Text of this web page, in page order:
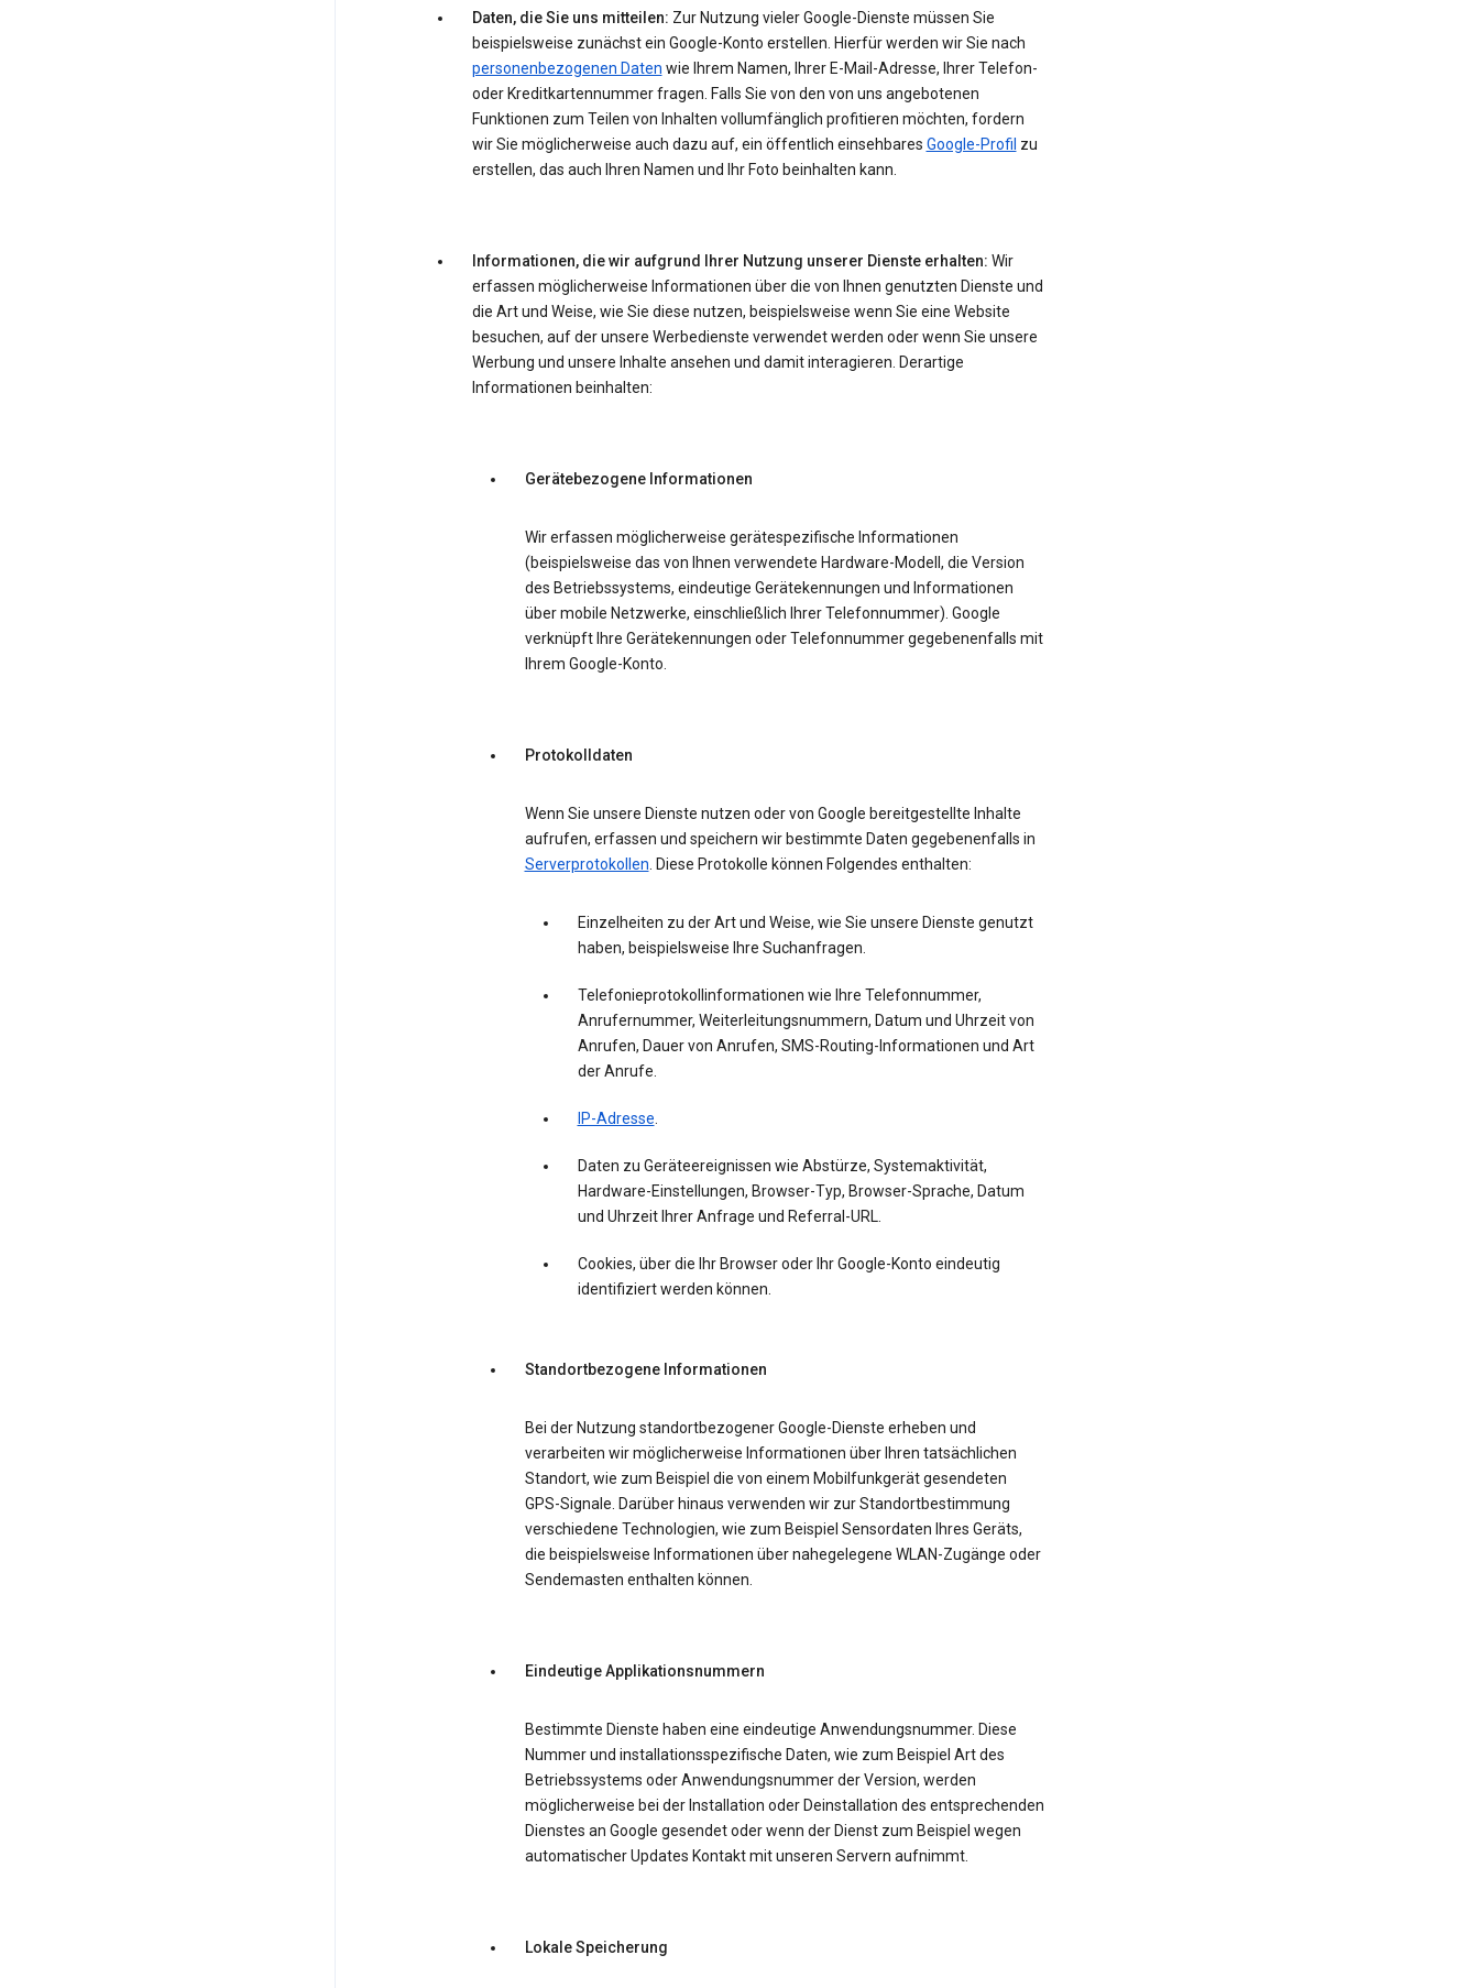
Daten, die Sie uns mitteilen: Zur Nutzung vieler Google-Dienste müssen Sie
beispielsweise zunächst ein Google-Konto erstellen. Hierfür werden wir Sie nach
personenbezogenen Daten wie Ihrem Namen, Ihrer E-Mail-Adresse, Ihrer Telefon-
oder Kreditkartennummer fragen. Falls Sie von den von uns angebotenen
Funktionen zum Teilen von Inhalten vollumfänglich profitieren möchten, fordern
wir Sie möglicherweise auch dazu auf, ein öffentlich einsehbares Google-Profil zu
erstellen, das auch Ihren Namen und Ihr Foto beinhalten kann.
Informationen, die wir aufgrund Ihrer Nutzung unserer Dienste erhalten: Wir
erfassen möglicherweise Informationen über die von Ihnen genutzten Dienste und
die Art und Weise, wie Sie diese nutzen, beispielsweise wenn Sie eine Website
besuchen, auf der unsere Werbedienste verwendet werden oder wenn Sie unsere
Werbung und unsere Inhalte ansehen und damit interagieren. Derartige
Informationen beinhalten:
Gerätebezogene Informationen
Wir erfassen möglicherweise gerätespezifische Informationen
(beispielsweise das von Ihnen verwendete Hardware-Modell, die Version
des Betriebssystems, eindeutige Gerätekennungen und Informationen
über mobile Netzwerke, einschließlich Ihrer Telefonnummer). Google
verknüpft Ihre Gerätekennungen oder Telefonnummer gegebenenfalls mit
Ihrem Google-Konto.
Protokolldaten
Wenn Sie unsere Dienste nutzen oder von Google bereitgestellte Inhalte
aufrufen, erfassen und speichern wir bestimmte Daten gegebenenfalls in
Serverprotokollen. Diese Protokolle können Folgendes enthalten:
Einzelheiten zu der Art und Weise, wie Sie unsere Dienste genutzt
haben, beispielsweise Ihre Suchanfragen.
Telefonieprotokollinformationen wie Ihre Telefonnummer,
Anrufernummer, Weiterleitungsnummern, Datum und Uhrzeit von
Anrufen, Dauer von Anrufen, SMS-Routing-Informationen und Art
der Anrufe.
IP-Adresse.
Daten zu Geräteereignissen wie Abstürze, Systemaktivität,
Hardware-Einstellungen, Browser-Typ, Browser-Sprache, Datum
und Uhrzeit Ihrer Anfrage und Referral-URL.
Cookies, über die Ihr Browser oder Ihr Google-Konto eindeutig
identifiziert werden können.
Standortbezogene Informationen
Bei der Nutzung standortbezogener Google-Dienste erheben und
verarbeiten wir möglicherweise Informationen über Ihren tatsächlichen
Standort, wie zum Beispiel die von einem Mobilfunkgerät gesendeten
GPS-Signale. Darüber hinaus verwenden wir zur Standortbestimmung
verschiedene Technologien, wie zum Beispiel Sensordaten Ihres Geräts,
die beispielsweise Informationen über nahegelegene WLAN-Zugänge oder
Sendemasten enthalten können.
Eindeutige Applikationsnummern
Bestimmte Dienste haben eine eindeutige Anwendungsnummer. Diese
Nummer und installationsspezifische Daten, wie zum Beispiel Art des
Betriebssystems oder Anwendungsnummer der Version, werden
möglicherweise bei der Installation oder Deinstallation des entsprechenden
Dienstes an Google gesendet oder wenn der Dienst zum Beispiel wegen
automatischer Updates Kontakt mit unseren Servern aufnimmt.
Lokale Speicherung